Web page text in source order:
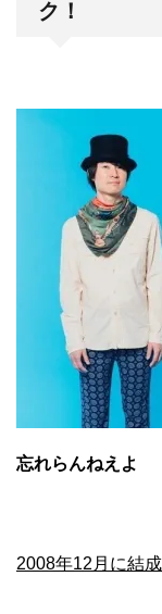
ク！
忘れらんねえよ
2008年12月に結